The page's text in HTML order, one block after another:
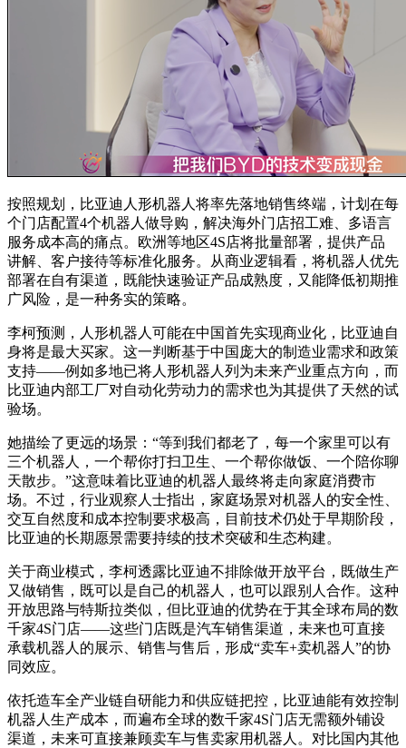
按照规划，比亚迪人形机器人将率先落地销售终端，计划在每
个门店配置4个机器人做导购，解决海外门店招工难、多语言
服务成本高的痛点。欧洲等地区4S店将批量部署，提供产品
讲解、客户接待等标准化服务。从商业逻辑看，将机器人优先
部署在自有渠道，既能快速验证产品成熟度，又能降低初期推
广风险，是一种务实的策略。
李柯预测，人形机器人可能在中国首先实现商业化，比亚迪自
身将是最大买家。这一判断基于中国庞大的制造业需求和政策
支持——例如多地已将人形机器人列为未来产业重点方向，而
比亚迪内部工厂对自动化劳动力的需求也为其提供了天然的试
验场。
她描绘了更远的场景：“等到我们都老了，每一个家里可以有
三个机器人，一个帮你打扫卫生、一个帮你做饭、一个陪你聊
天散步。”这意味着比亚迪的机器人最终将走向家庭消费市
场。不过，行业观察人士指出，家庭场景对机器人的安全性、
交互自然度和成本控制要求极高，目前技术仍处于早期阶段，
比亚迪的长期愿景需要持续的技术突破和生态构建。
关于商业模式，李柯透露比亚迪不排除做开放平台，既做生产
又做销售，既可以是自己的机器人，也可以跟别人合作。这种
开放思路与特斯拉类似，但比亚迪的优势在于其全球布局的数
千家4S门店——这些门店既是汽车销售渠道，未来也可直接
承载机器人的展示、销售与售后，形成“卖车+卖机器人”的协
同效应。
依托造车全产业链自研能力和供应链把控，比亚迪能有效控制
机器人生产成本，而遍布全球的数千家4S门店无需额外铺设
渠道，未来可直接兼顾卖车与售卖家用机器人。对比国内其他